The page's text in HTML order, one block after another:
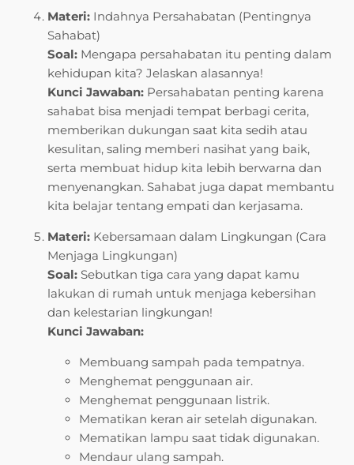
Materi: Indahnya Persahabatan (Pentingnya
Sahabat)
Soal: Mengapa persahabatan itu penting dalam
kehidupan kita? Jelaskan alasannya!
Kunci Jawaban: Persahabatan penting karena
sahabat bisa menjadi tempat berbagi cerita,
memberikan dukungan saat kita sedih atau
kesulitan, saling memberi nasihat yang baik,
serta membuat hidup kita lebih berwarna dan
menyenangkan. Sahabat juga dapat membantu
kita belajar tentang empati dan kerjasama.
Materi: Kebersamaan dalam Lingkungan (Cara
Menjaga Lingkungan)
Soal: Sebutkan tiga cara yang dapat kamu
lakukan di rumah untuk menjaga kebersihan
dan kelestarian lingkungan!
Kunci Jawaban:
Membuang sampah pada tempatnya.
Menghemat penggunaan air.
Menghemat penggunaan listrik.
Mematikan keran air setelah digunakan.
Mematikan lampu saat tidak digunakan.
Mendaur ulang sampah.